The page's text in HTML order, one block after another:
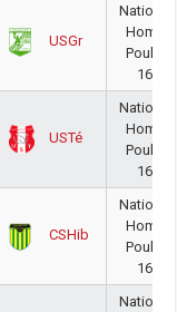
USGr
Poule
16/17
USTé
Poule
16/17
CSHib
Poule
16/17